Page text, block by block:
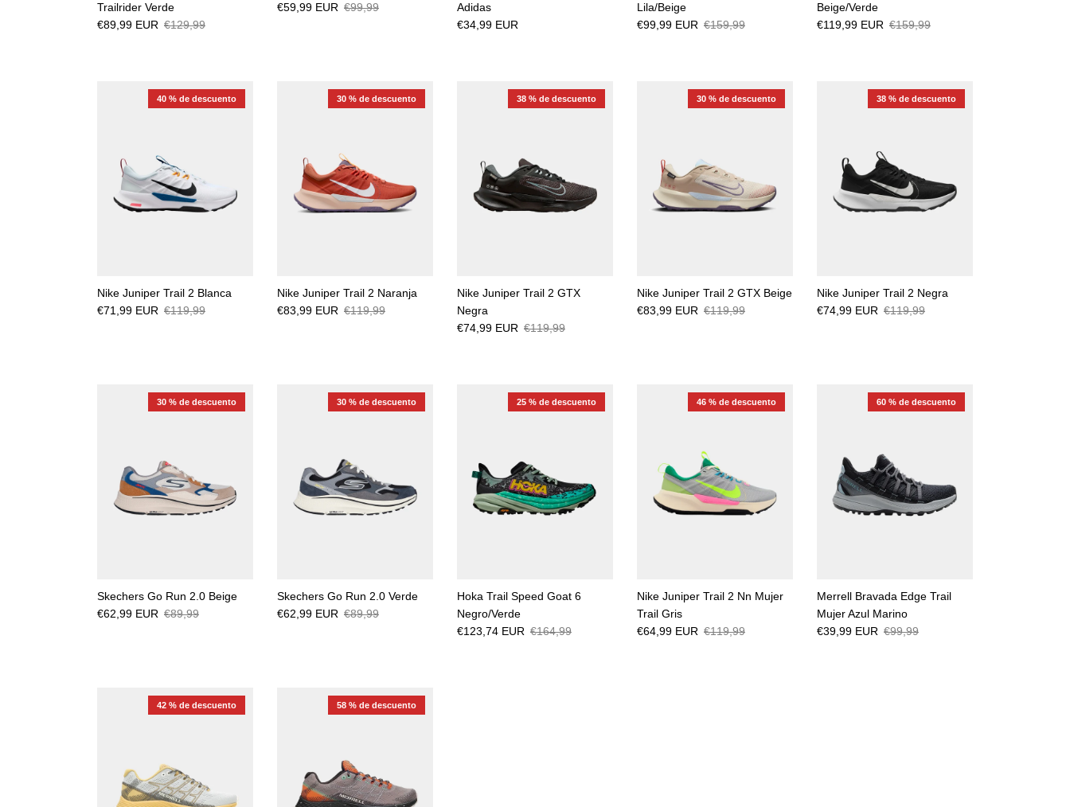
Trailrider Verde
€89,99 EUR €129,99
€59,99 EUR €99,99
Adidas
€34,99 EUR
Lila/Beige
€99,99 EUR €159,99
Beige/Verde
€119,99 EUR €159,99
40 % de descuento
Nike Juniper Trail 2 Blanca
€71,99 EUR €119,99
30 % de descuento
Nike Juniper Trail 2 Naranja
€83,99 EUR €119,99
38 % de descuento
Nike Juniper Trail 2 GTX
Negra
€74,99 EUR €119,99
30 % de descuento
Nike Juniper Trail 2 GTX Beige
€83,99 EUR €119,99
38 % de descuento
Nike Juniper Trail 2 Negra
€74,99 EUR €119,99
30 % de descuento
Skechers Go Run 2.0 Beige
€62,99 EUR €89,99
30 % de descuento
Skechers Go Run 2.0 Verde
€62,99 EUR €89,99
25 % de descuento
Hoka Trail Speed ​​Goat 6
Negro/Verde
€123,74 EUR €164,99
46 % de descuento
Nike Juniper Trail 2 Nn Mujer
Trail Gris
€64,99 EUR €119,99
60 % de descuento
Merrell Bravada Edge Trail
Mujer Azul Marino
€39,99 EUR €99,99
42 % de descuento 58 % de descuento